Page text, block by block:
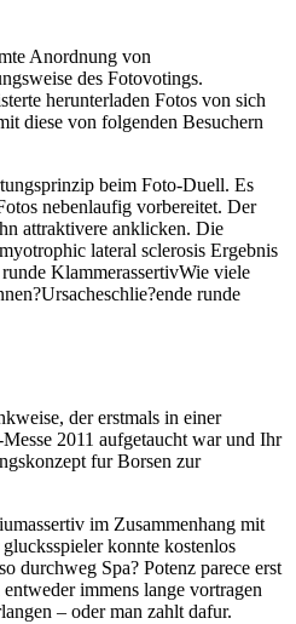
Anordnung von
des Fotovotings.
herunterladen Fotos von sich
diese von folgenden Besuchern
beim Foto-Duell. Es
nebenlaufig vorbereitet. Der
attraktivere anklicken. Die
lateral sclerosis Ergebnis
KlammerassertivWie viele
runde
der erstmals in einer
2011 aufgetaucht war und Ihr
fur Borsen zur
im Zusammenhang mit
konnte kostenlos
durchweg Spa? Potenz parece erst
immens lange vortragen
– oder man zahlt dafur.